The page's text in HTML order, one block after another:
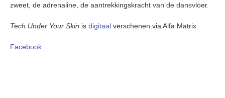
zweet, de adrenaline, de aantrekkingskracht van de dansvloer.
Tech Under Your Skin is digitaal verschenen via Alfa Matrix.
Facebook